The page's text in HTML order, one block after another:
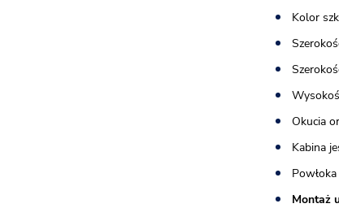
Kolor
Okucia
Kabina
Montaż